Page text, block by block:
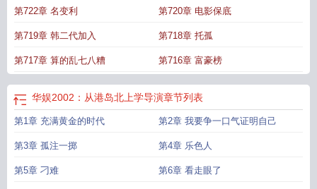
第722章 名变利 第720章 电影保底
第719章 韩二代加入 第718章 托孤
第717章 算的乱七八糟 第716章 富豪榜
华娱2002：从港岛北上学导演章节列表
第1章 充满黄金的时代 第2章 我要争一口气证明自己
第3章 孤注一掷 第4章 乐色人
第5章 刁难 第6章 看走眼了